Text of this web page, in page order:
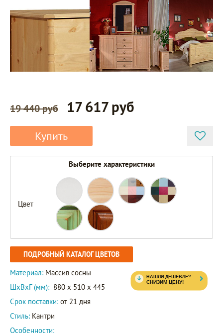
19 440 руб 17 617 руб
Купить
Выберите характеристики
Цвет
ПОДРОБНЫЙ КАТАЛОГ ЦВЕТОВ
Материал: Массив сосны
ШxВxГ (мм): 880 x 510 x 445
Срок поставки: от 21 дня
Стиль: Кантри
Особенности: